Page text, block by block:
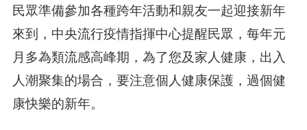
民眾準備參加各種跨年活動和親友一起迎接新年
來到，中央流行疫情指揮中心提醒民眾，每年元
月多為類流感高峰期，為了您及家人健康，出入
人潮聚集的場合，要注意個人健康保護，過個健
康快樂的新年。